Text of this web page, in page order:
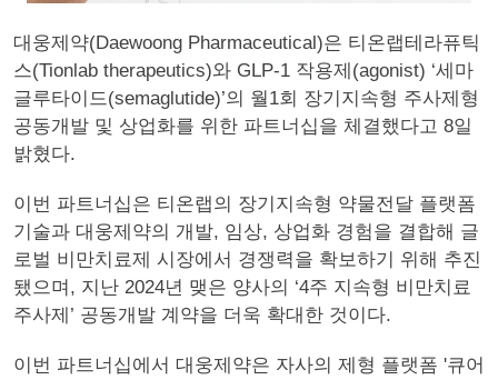
대웅제약(Daewoong Pharmaceutical)은 티온랩테라퓨틱
스(Tionlab therapeutics)와 GLP-1 작용제(agonist) ‘세마
글루타이드(semaglutide)’의 월1회 장기지속형 주사제형
공동개발 및 상업화를 위한 파트너십을 체결했다고 8일
밝혔다.
이번 파트너십은 티온랩의 장기지속형 약물전달 플랫폼
기술과 대웅제약의 개발, 임상, 상업화 경험을 결합해 글
로벌 비만치료제 시장에서 경쟁력을 확보하기 위해 추진
됐으며, 지난 2024년 맺은 양사의 ‘4주 지속형 비만치료
주사제’ 공동개발 계약을 더욱 확대한 것이다.
이번 파트너십에서 대웅제약은 자사의 제형 플랫폼 '큐어